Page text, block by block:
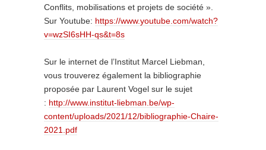
Conflits, mobilisations et projets de société ».
Sur Youtube: https://www.youtube.com/watch?
v=wzSI6sHH-qs&t=8s
Sur le internet de l’Institut Marcel Liebman,
vous trouverez également la bibliographie
proposée par Laurent Vogel sur le sujet
: http://www.institut-liebman.be/wp-
content/uploads/2021/12/bibliographie-Chaire-
2021.pdf